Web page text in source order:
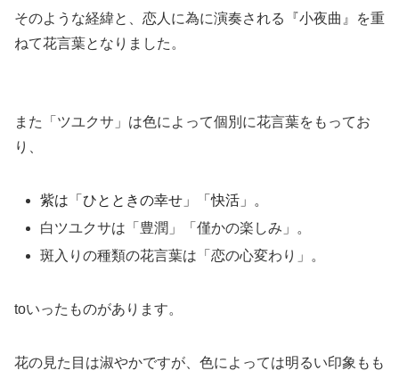
そのような経緯と、恋人に為に演奏される『小夜曲』を重
ねて花言葉となりました。
また「ツユクサ」は色によって個別に花言葉をもってお
り、
紫は「ひとときの幸せ」「快活」。
白ツユクサは「豊潤」「僅かの楽しみ」。
斑入りの種類の花言葉は「恋の心変わり」。
toいったものがあります。
花の見た目は淑やかですが、色によっては明るい印象もも